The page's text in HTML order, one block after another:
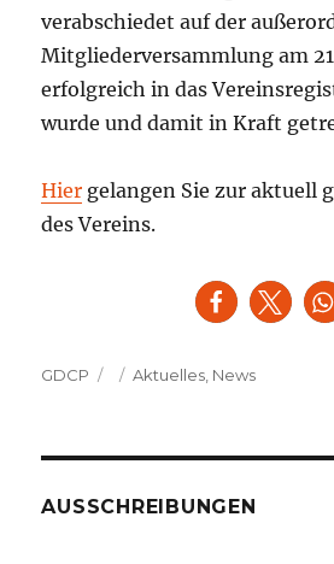
verabschiedet auf der
Mitgliederversammlung am
erfolgreich in das
wurde und damit in Kraft
Hier gelangen Sie zur aktuell
des Vereins.
Autor
GDCP
Veröffentlicht
Kategorien
Aktuelles News
AUSSCHREIBUNGEN